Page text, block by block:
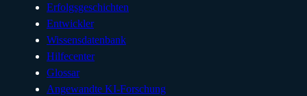
Erfolgsgeschichten
Entwickler
Wissensdatenbank
Hilfecenter
Glossar
Angewandte KI-Forschung